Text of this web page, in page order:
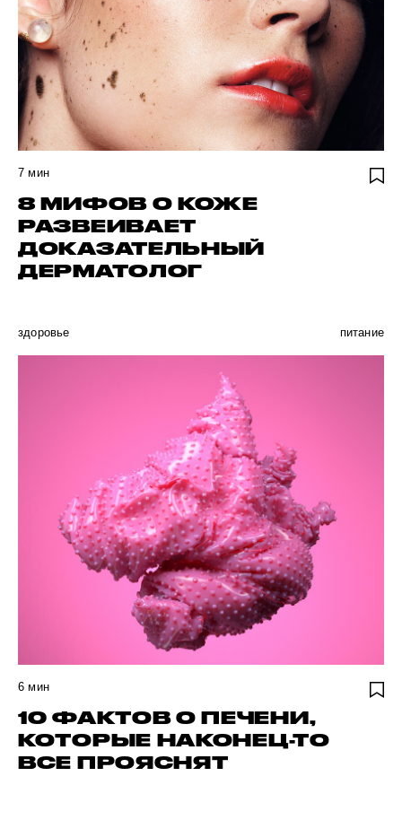
7 мин
8 МИФОВ О КОЖЕ
РАЗВЕИВАЕТ
ДОКАЗАТЕЛЬНЫЙ
ДЕРМАТОЛОГ
здоровье питание
6 мин
10 ФАКТОВ О ПЕЧЕНИ,
КОТОРЫЕ НАКОНЕЦ-ТО
ВСЕ ПРОЯСНЯТ